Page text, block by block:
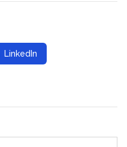
LinkedIn